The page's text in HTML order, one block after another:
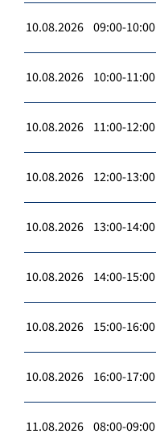
10.08.2026 09:00-10:00
10.08.2026 10:00-11:00
10.08.2026 11:00-12:00
10.08.2026 12:00-13:00
10.08.2026 13:00-14:00
10.08.2026 14:00-15:00
10.08.2026 15:00-16:00
10.08.2026 16:00-17:00
11.08.2026 08:00-09:00